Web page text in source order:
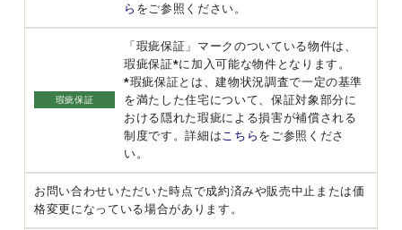
ら をご参照ください。
瑕疵保証
「瑕疵保証」マークのついている物件は、
瑕疵保証*に加入可能な物件となります。
*瑕疵保証とは、建物状況調査で一定の基準
を満たした住宅について、保証対象部分に
おける隠れた瑕疵による損害が補償される
制度です。詳細は こちら をご参照くださ
い。
お問い合わせいただいた時点で成約済みや販売中止または価
格変更になっている場合があります。